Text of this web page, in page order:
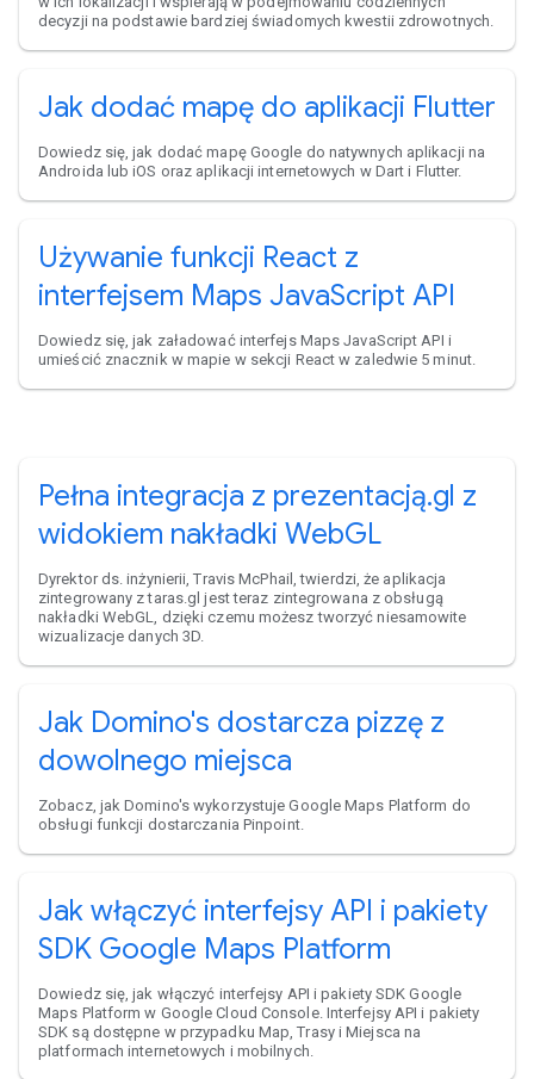
decyzji na podstawie bardziej świadomych kwestii zdrowotnych.
Jak dodać mapę do aplikacji Flutter
Dowiedz się, jak dodać mapę Google do natywnych aplikacji na
Androida lub iOS oraz aplikacji internetowych w Dart i Flutter.
Używanie funkcji React z
interfejsem Maps JavaScript API
Dowiedz się, jak załadować interfejs Maps JavaScript API i
umieścić znacznik w mapie w sekcji React w zaledwie 5 minut.
Pełna integracja z prezentacją.gl z
widokiem nakładki WebGL
Dyrektor ds. inżynierii, Travis McPhail, twierdzi, że aplikacja
zintegrowany z taras.gl jest teraz zintegrowana z obsługą
nakładki WebGL, dzięki czemu możesz tworzyć niesamowite
wizualizacje danych 3D.
Jak Domino's dostarcza pizzę z
dowolnego miejsca
Zobacz, jak Domino's wykorzystuje Google Maps Platform do
obsługi funkcji dostarczania Pinpoint.
Jak włączyć interfejsy API i pakiety
SDK Google Maps Platform
Dowiedz się, jak włączyć interfejsy API i pakiety SDK Google
Maps Platform w Google Cloud Console. Interfejsy API i pakiety
SDK są dostępne w przypadku Map, Trasy i Miejsca na
platformach internetowych i mobilnych.